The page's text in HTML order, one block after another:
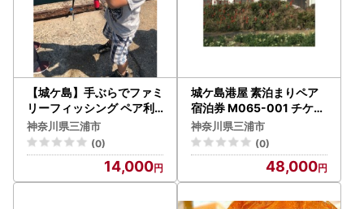
【城ケ島】手ぶらでファミ
リーフィッシング ペア利
用券 M042-003 チケット
体験
神奈川県三浦市
(0)
14,000
城ケ島港屋 素泊まりペア
宿泊券 M065-001 チケッ
ト 体験
神奈川県三浦市
(0)
48,000